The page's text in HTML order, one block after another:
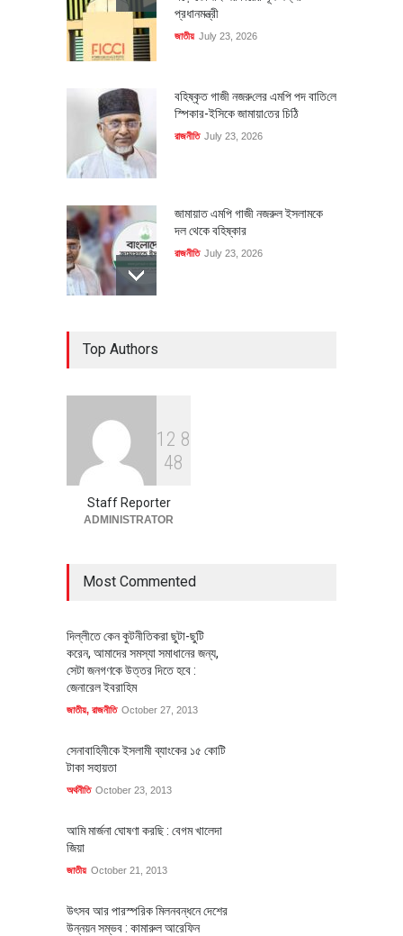
প্রধানমন্ত্রী
জাতীয় July 23, 2026
বহিষ্কৃত গাজী নজরু‌লের এম‌পি পদ বা‌তি‌লে
স্পিকার-ইসিকে জামায়া‌তের চি‌ঠি
রাজনীতি July 23, 2026
জামায়াত এমপি গাজী নজরুল ইসলামকে
দল থেকে বহিষ্কার
রাজনীতি July 23, 2026
বৈশ্বিক প্রতিযোগিতা সক্ষমতা বাড়াতে
পোশাক শিল্পে নতুন উদ্যোগ
Top Authors
1 2 8
48
Staff Reporter
ADMINISTRATOR
Most Commented
দিল্লীতে কেন কুটনীতিকরা ছুটা-ছুটি
করেন, আমাদের সমস্যা সমাধানের জন্য,
সেটা জনগণকে উত্তর দিতে হবে :
জেনারেল ইবরাহিম
জাতীয়, রাজনীতি October 27, 2013
সেনাবাহিনীকে ইসলামী ব্যাংকের ১৫ কোটি
টাকা সহায়তা
অর্থনীতি October 23, 2013
আমি মার্জনা ঘোষণা করছি : বেগম খালেদা
জিয়া
জাতীয় October 21, 2013
উৎসব আর পারস্পরিক মিলনবন্ধনে দেশের
উন্নয়ন সম্ভব : কামারুল আরেফিন